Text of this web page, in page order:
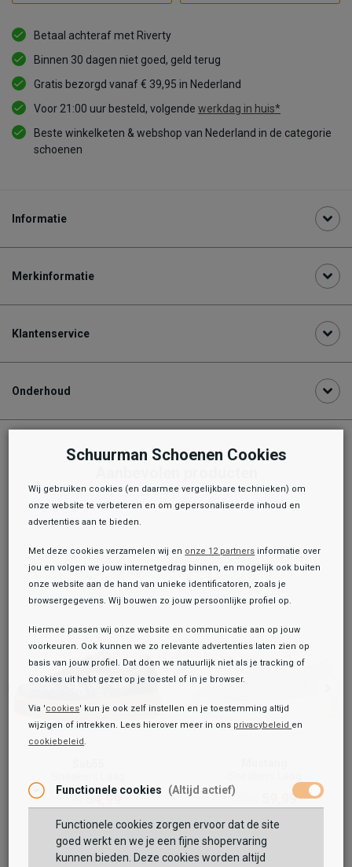
Sneakers Laag
99,99
79,99
Maat:
Betaal achteraf met Riverty
Binnen 30 dagen niet goed, geld terug
Gratis bezorgd vanaf € 39,95 in Nederland
Voor 21:00 uur besteld, volgende werkdag in huis*
Beste winkelketen & webshop van Nederland in de categorie
schoenen
Informatie
Merkinformatie
Klantenservice
Onderhoud
54,99
69,99
59,99
Toegevoegd aan je winkeltas!
Schuurman Schoenen Cookies
Wij gebruiken cookies (en daarmee vergelijkbare technieken) om
onze website te verbeteren en om gepersonaliseerde inhoud en
advertenties aan te bieden.
Met deze cookies verzamelen wij en onze 12 partners informatie over
jou en volgen we jouw internetgedrag binnen, en mogelijk ook buiten
onze website aan de hand van unieke identificatoren, zoals je
browsergegevens. Wij bouwen zo jouw persoonlijke profiel op.
Hiermee passen wij onze website en communicatie aan op jouw
voorkeuren. Ook kunnen we zo relevante advertenties laten zien op
basis van jouw profiel. Dat doen we natuurlijk niet als je tracking of
cookies uit hebt gezet op je toestel of in je browser.
Via 'cookies' kun je ook zelf instellen en je toestemming altijd
wijzigen of intrekken. Lees hierover meer in ons privacybeleid en
cookiebeleid.
Functionele cookies (Altijd actief)
Functionele cookies zorgen ervoor dat de site
goed werkt en we je een fijne shopervaring
kunnen bieden. Deze cookies worden altijd